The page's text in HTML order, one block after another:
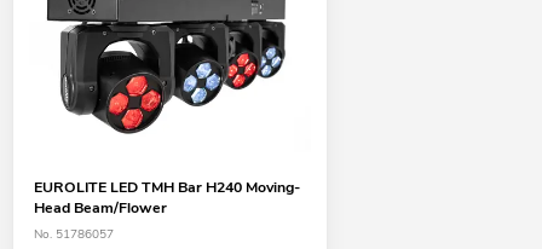
EUROLITE LED TMH Bar H240 Moving-
Head Beam/Flower
No. 51786057